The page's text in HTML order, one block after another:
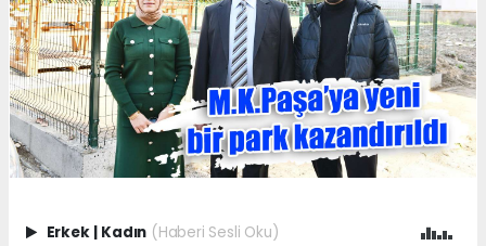
Erkek | Kadın (Haberi Sesli Oku)